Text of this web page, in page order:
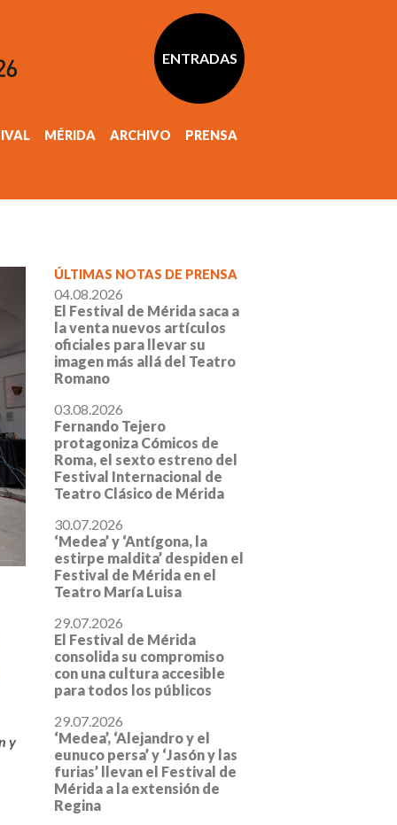
ENTRADAS
MÉRIDA ARCHIVO PRENSA
y
ÚLTIMAS NOTAS DE PRENSA
04.08.2026
El Festival de Mérida saca a
la venta nuevos artículos
oficiales para llevar su
imagen más allá del Teatro
Romano
03.08.2026
Fernando Tejero
protagoniza Cómicos de
Roma, el sexto estreno del
Festival Internacional de
Teatro Clásico de Mérida
30.07.2026
‘Medea’ y ‘Antígona, la
estirpe maldita’ despiden el
Festival de Mérida en el
Teatro María Luisa
29.07.2026
El Festival de Mérida
consolida su compromiso
con una cultura accesible
para todos los públicos
29.07.2026
‘Medea’, ‘Alejandro y el
eunuco persa’ y ‘Jasón y las
furias’ llevan el Festival de
Mérida a la extensión de
Regina